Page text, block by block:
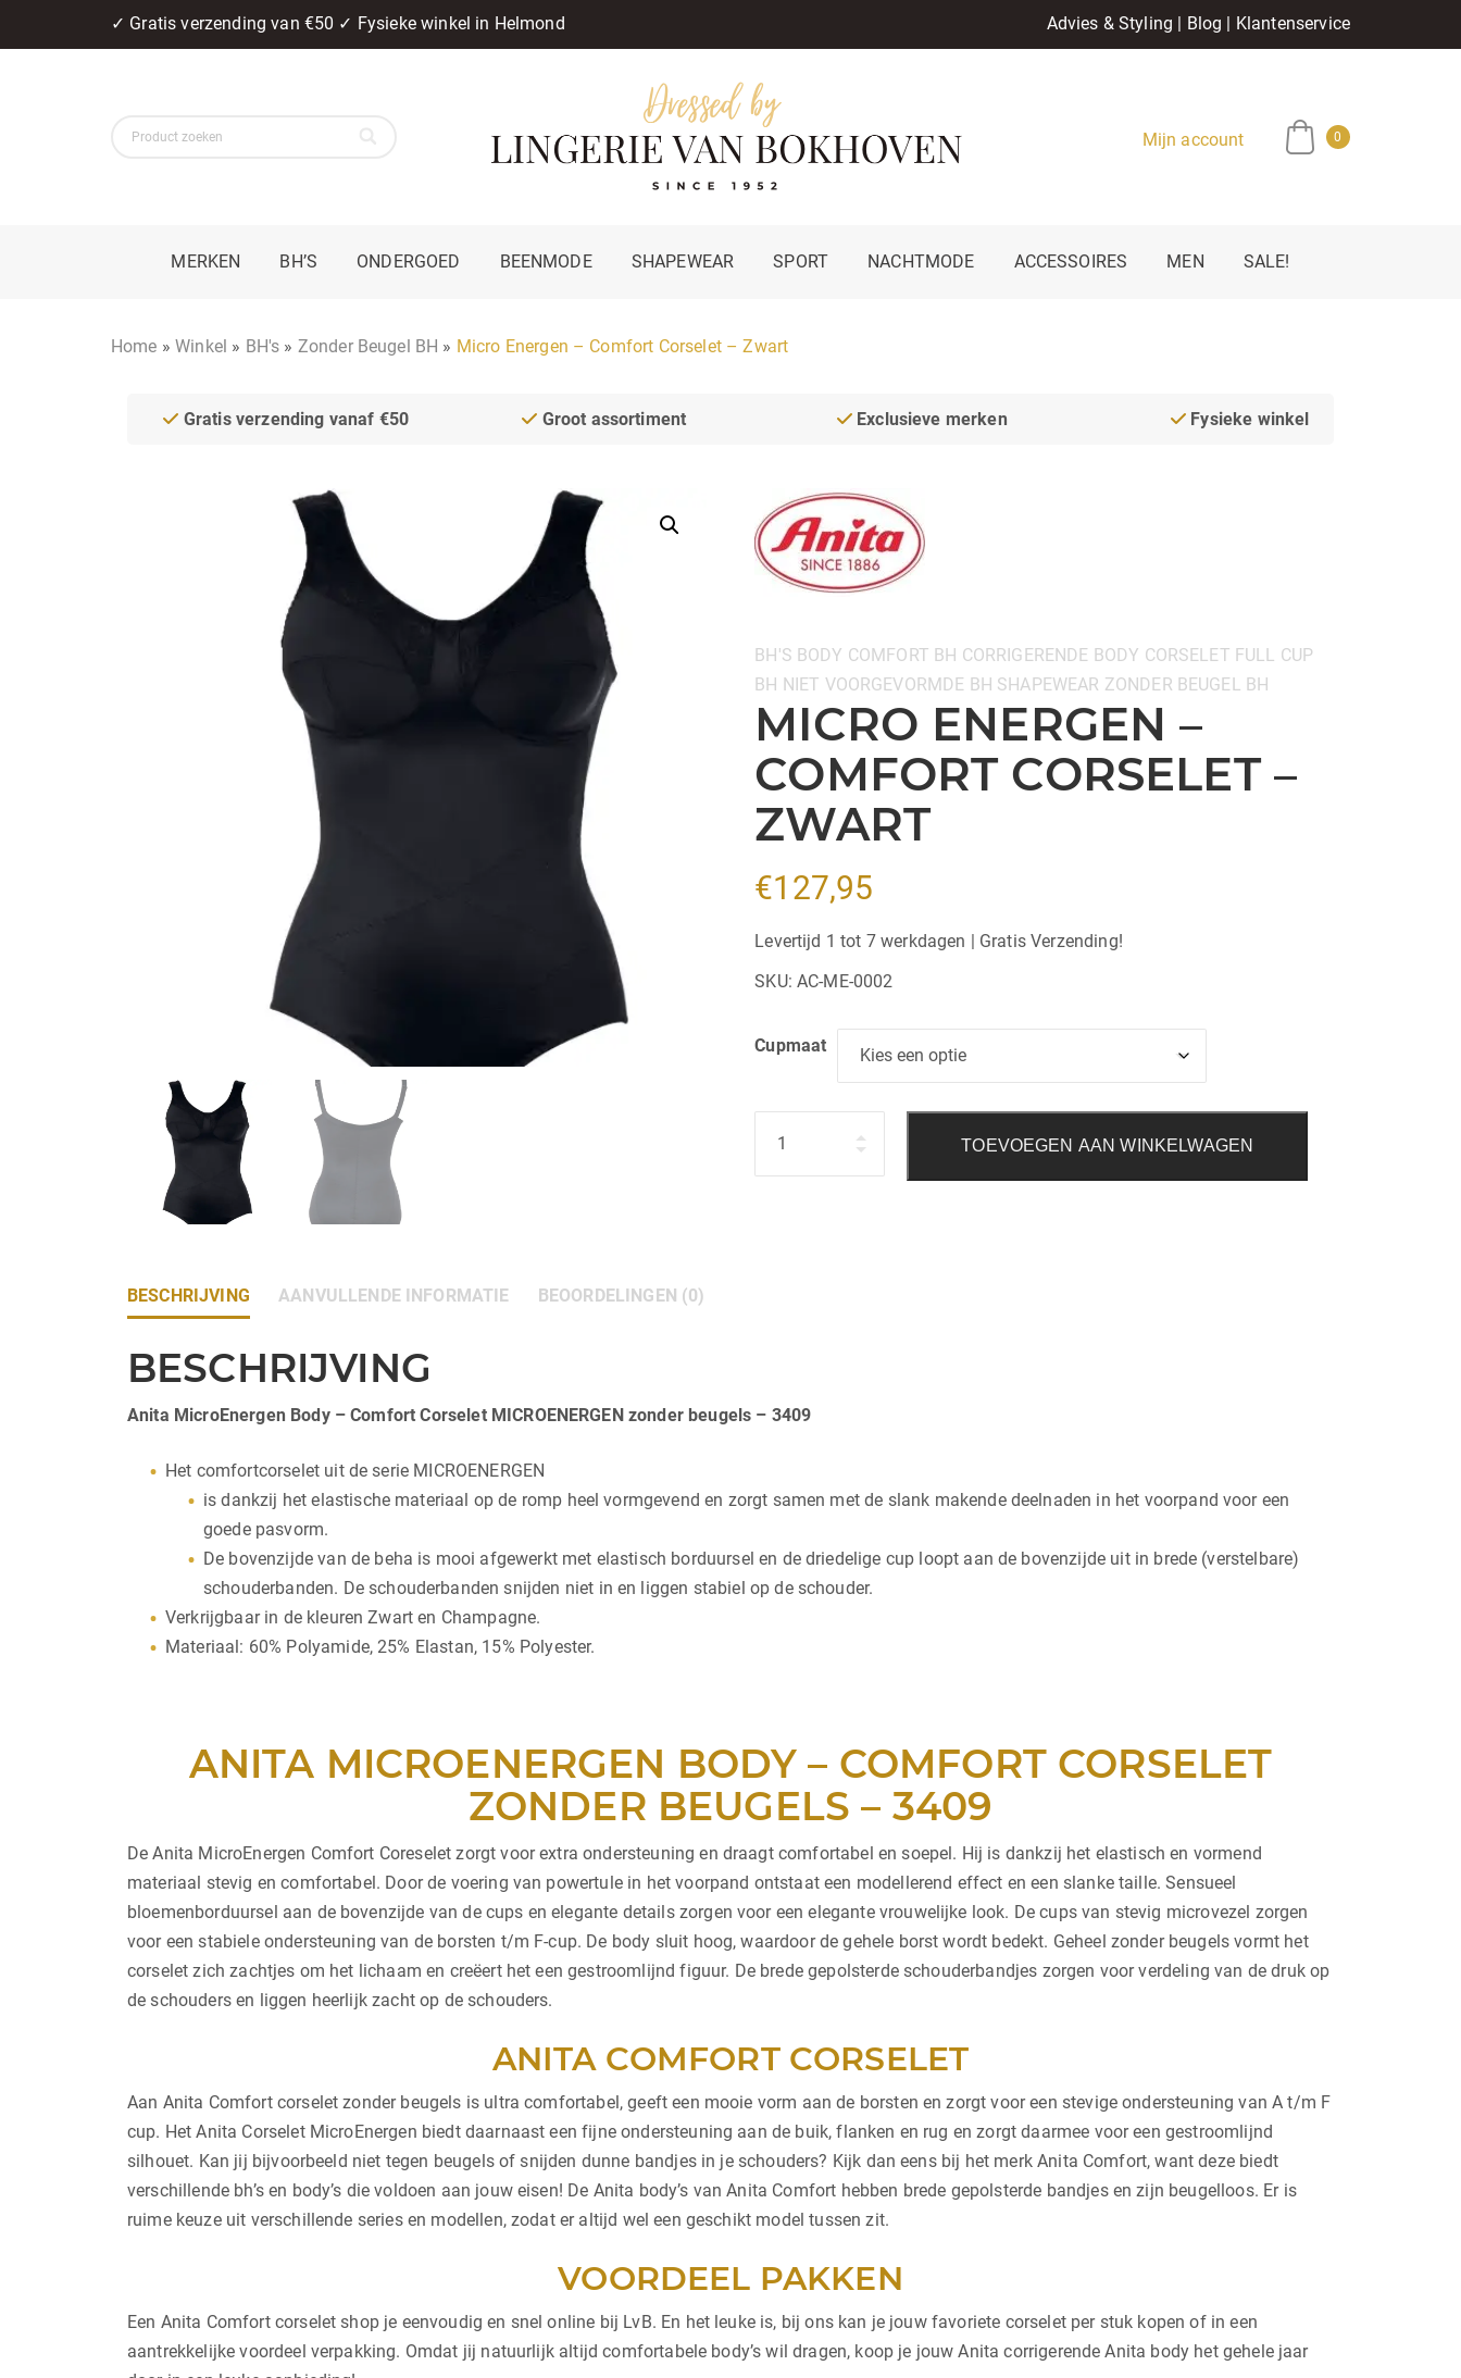
✓ Gratis verzending van €50 ✓ Fysieke winkel in Helmond Advies & Styling | Blog | Klantenservice
Mijn account 0
MERKEN BH’S ONDERGOED BEENMODE SHAPEWEAR SPORT NACHTMODE ACCESSOIRES MEN SALE!
Home »Winkel » BH's » Zonder Beugel BH » Micro Energen – Comfort Corselet – Zwart
Gratis verzending vanaf €50 Groot assortiment Exclusieve merken Fysieke winkel
Categorieën:
BH'S BODY COMFORT BH CORRIGERENDE BODY CORSELET FULL CUP
BH NIET VOORGEVORMDE BH SHAPEWEAR ZONDER BEUGEL BH
MICRO ENERGEN –
COMFORT CORSELET –
ZWART
€127,95
Levertijd 1 tot 7 werkdagen | Gratis Verzending!
SKU:AC-ME-0002
Cupmaat
TOEVOEGEN AAN WINKELWAGEN
BESCHRIJVING AANVULLENDE INFORMATIE BEOORDELINGEN (0)
BESCHRIJVING
Anita MicroEnergen Body – Comfort Corselet MICROENERGEN zonder beugels – 3409
Het comfortcorselet uit de serie MICROENERGEN
is dankzij het elastische materiaal op de romp heel vormgevend en zorgt samen met de slank makende deelnaden in het voorpand voor een
goede pasvorm.
De bovenzijde van de beha is mooi afgewerkt met elastisch borduursel en de driedelige cup loopt aan de bovenzijde uit in brede (verstelbare)
schouderbanden. De schouderbanden snijden niet in en liggen stabiel op de schouder.
Verkrijgbaar in de kleuren Zwart en Champagne.
Materiaal: 60% Polyamide, 25% Elastan, 15% Polyester.
ANITA MICROENERGEN BODY – COMFORT CORSELET
ZONDER BEUGELS – 3409
De Anita MicroEnergen Comfort Coreselet zorgt voor extra ondersteuning en draagt comfortabel en soepel. Hij is dankzij het elastisch en vormend
materiaal stevig en comfortabel. Door de voering van powertule in het voorpand ontstaat een modellerend effect en een slanke taille. Sensueel
bloemenborduursel aan de bovenzijde van de cups en elegante details zorgen voor een elegante vrouwelijke look. De cups van stevig microvezel zorgen
voor een stabiele ondersteuning van de borsten t/m F-cup. De body sluit hoog, waardoor de gehele borst wordt bedekt. Geheel zonder beugels vormt het
corselet zich zachtjes om het lichaam en creëert het een gestroomlijnd figuur. De brede gepolsterde schouderbandjes zorgen voor verdeling van de druk op
de schouders en liggen heerlijk zacht op de schouders.
ANITA COMFORT CORSELET
Aan Anita Comfort corselet zonder beugels is ultra comfortabel, geeft een mooie vorm aan de borsten en zorgt voor een stevige ondersteuning van A t/m F
cup. Het Anita Corselet MicroEnergen biedt daarnaast een fijne ondersteuning aan de buik, flanken en rug en zorgt daarmee voor een gestroomlijnd
silhouet. Kan jij bijvoorbeeld niet tegen beugels of snijden dunne bandjes in je schouders? Kijk dan eens bij het merk Anita Comfort, want deze biedt
verschillende bh’s en body’s die voldoen aan jouw eisen! De Anita body’s van Anita Comfort hebben brede gepolsterde bandjes en zijn beugelloos. Er is
ruime keuze uit verschillende series en modellen, zodat er altijd wel een geschikt model tussen zit.
VOORDEEL PAKKEN
Een Anita Comfort corselet shop je eenvoudig en snel online bij LvB. En het leuke is, bij ons kan je jouw favoriete corselet per stuk kopen of in een
aantrekkelijke voordeel verpakking. Omdat jij natuurlijk altijd comfortabele body’s wil dragen, koop je jouw Anita corrigerende Anita body het gehele jaar